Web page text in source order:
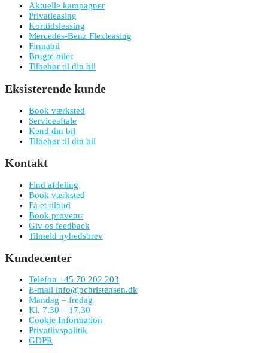
Aktuelle kampagner
Privatleasing
Korttidsleasing
Mercedes-Benz Flexleasing
Firmabil
Brugte biler
Tilbehør til din bil
Eksisterende kunde
Book værksted
Serviceaftale
Kend din bil
Tilbehør til din bil
Kontakt
Find afdeling
Book værksted
Få et tilbud
Book prøvetur
Giv os feedback
Tilmeld nyhedsbrev
Kundecenter
Telefon +45 70 202 203
E-mail info@pchristensen.dk
Mandag – fredag
Kl. 7.30 – 17.30
Cookie Information
Privatlivspolitik
GDPR